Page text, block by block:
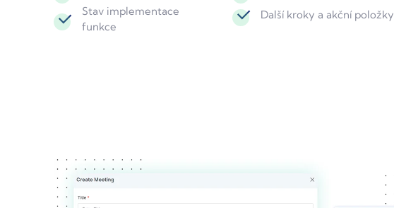
Stav implementace
funkce
Další kroky a akční položky